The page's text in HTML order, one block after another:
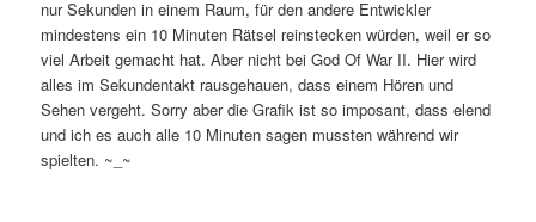
nur Sekunden in einem Raum, für den andere Entwickler
mindestens ein 10 Minuten Rätsel reinstecken würden, weil er so
viel Arbeit gemacht hat. Aber nicht bei God Of War II. Hier wird
alles im Sekundentakt rausgehauen, dass einem Hören und
Sehen vergeht. Sorry aber die Grafik ist so imposant, dass elend
und ich es auch alle 10 Minuten sagen mussten während wir
spielten. ~_~